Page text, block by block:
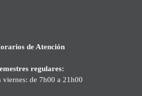
de Atención
regulares:
viernes: de 7h00 a 21h00